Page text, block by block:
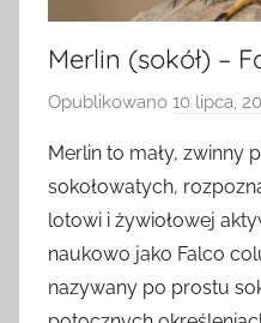
Merlin (sokół) –
Opublikowano 10 lipca,
Merlin to mały, zwinny
sokołowatych,
lotowi i żywiołowej
naukowo jako Falco
nazywany po prostu